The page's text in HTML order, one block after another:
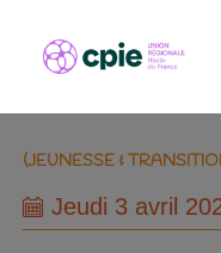
(JEUNESSE &
Jeudi 3 avril